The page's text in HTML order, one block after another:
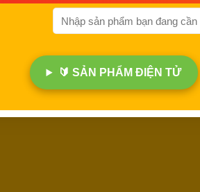
Tìm
kiếm:
🔰 SẢN PHẨM ĐIỆN TỬ